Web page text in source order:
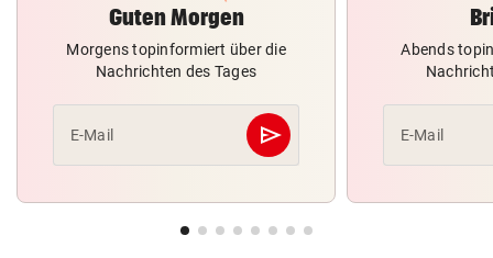
Guten Morgen
Morgens topinformiert über die
Nachrichten des Tages
E-Mail send
Abschicken
Abends
E-Mail